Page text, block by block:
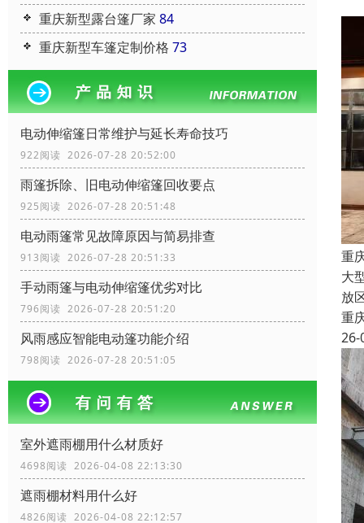
重庆新型露台篷厂家 84
重庆新型车篷定制价格 73
电动伸缩篷日常维护与延长寿命技巧
922阅读 2026-07-28 20:52:00
雨篷拆除、旧电动伸缩篷回收要点
925阅读 2026-07-28 20:51:48
电动雨篷常见故障原因与简易排查
913阅读 2026-07-28 20:51:33
手动雨篷与电动伸缩篷优劣对比
796阅读 2026-07-28 20:51:20
风雨感应智能电动篷功能介绍
798阅读 2026-07-28 20:51:05
室外遮雨棚用什么材质好
4698阅读 2026-04-08 22:13:30
遮雨棚材料用什么好
4826阅读 2026-04-08 22:12:57
重
大
放
重
26-